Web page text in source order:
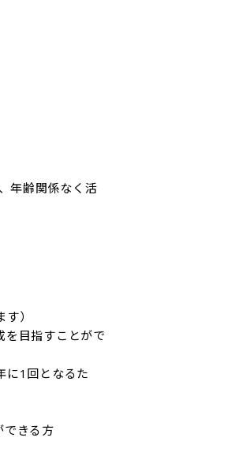
年齢関係なく活
）
を目指すことがで
に1回となるた
できる方